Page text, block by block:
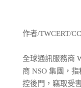
作者/TWCERT/CC
全球通訊服務商
商 NSO 集團，
控後門，竊取受